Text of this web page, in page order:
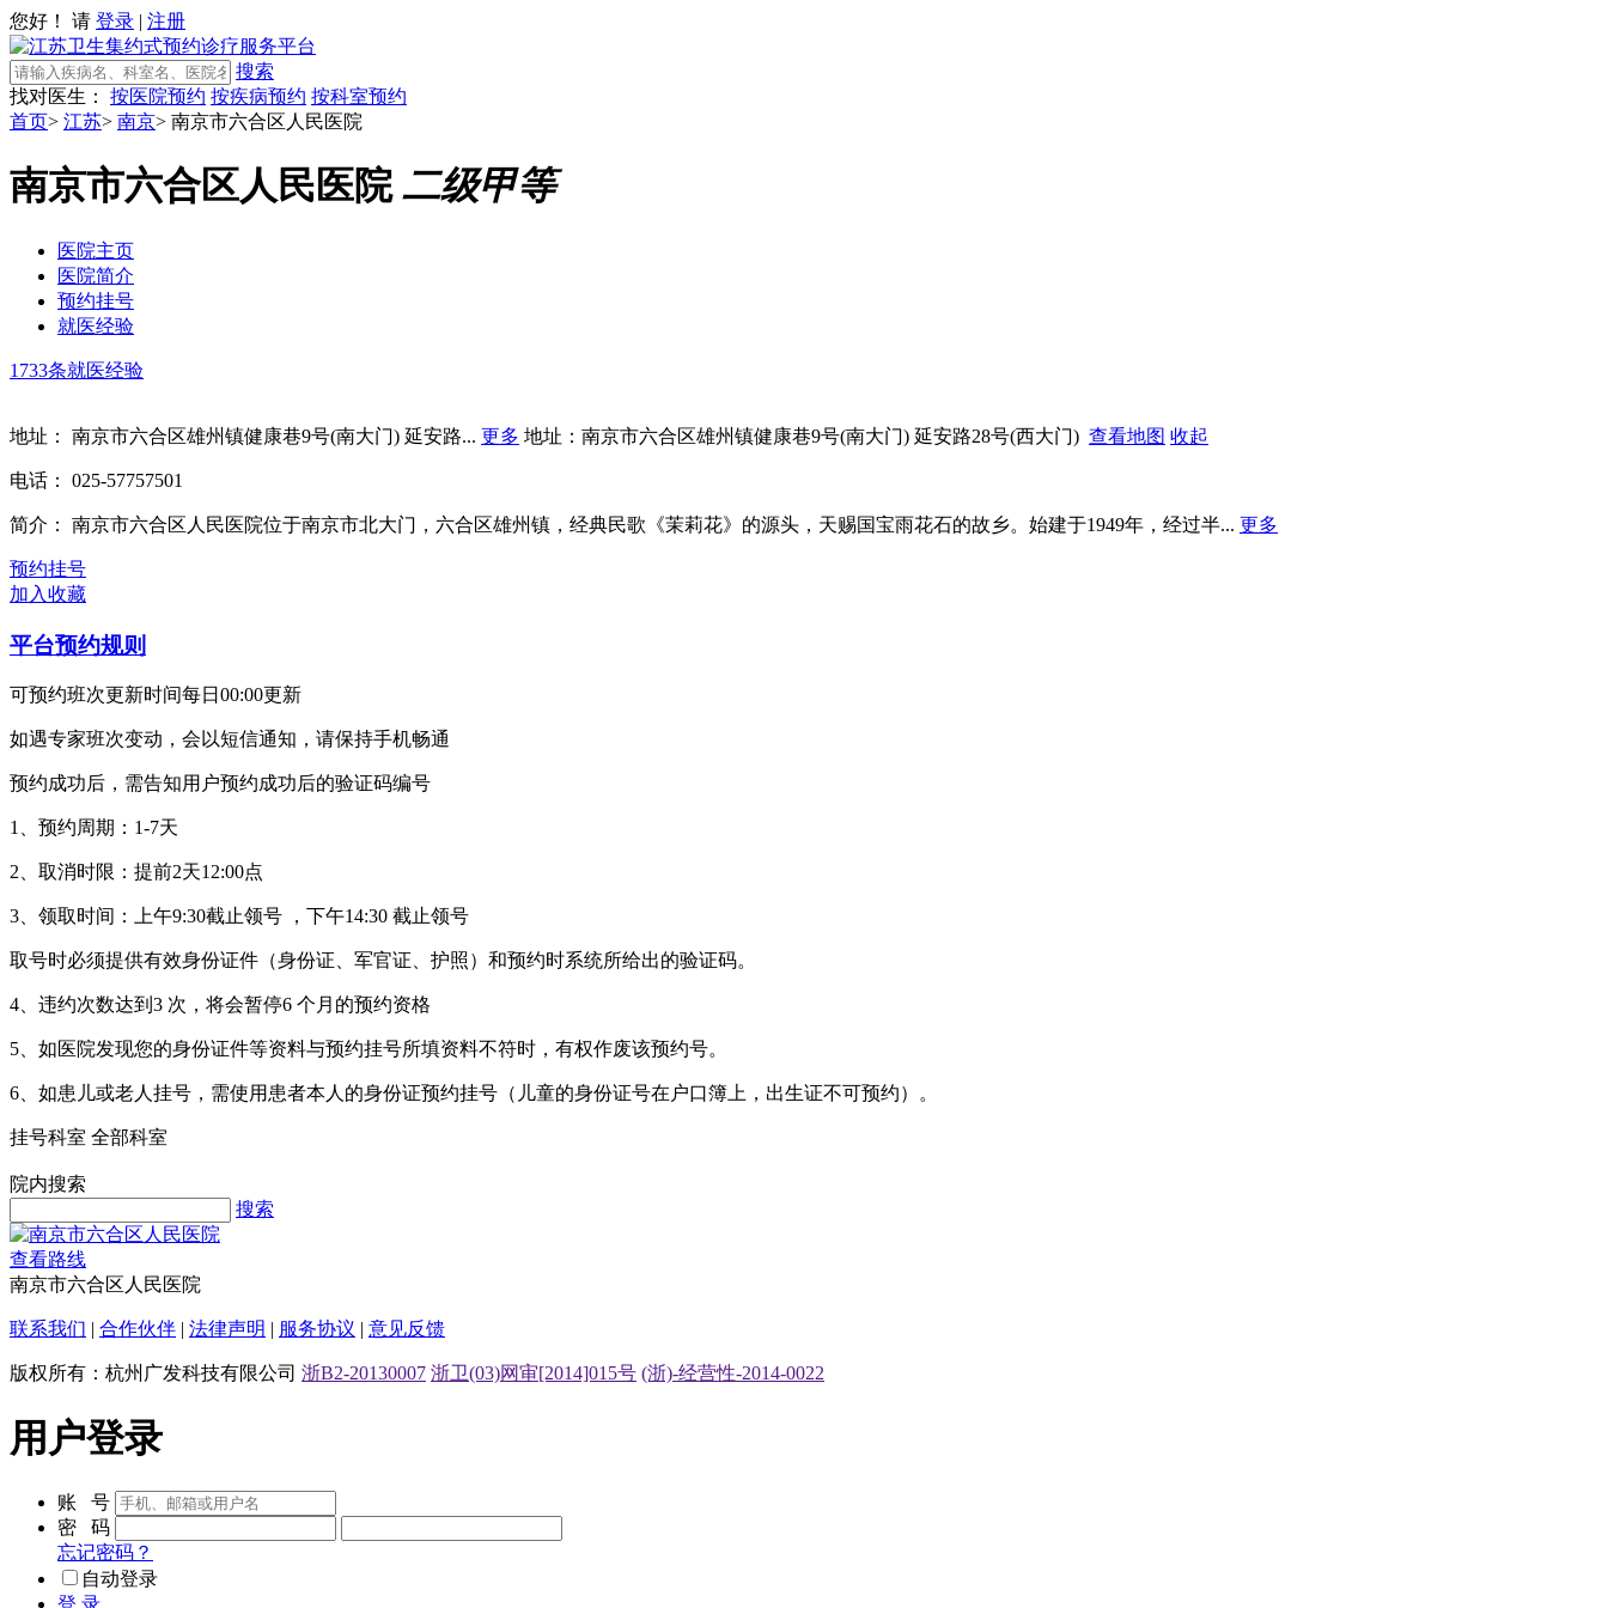
您好！ 请 登录 | 注册
搜索
找对医生：
按医院预约 按疾病预约 按科室预约
首页> 江苏> 南京> 南京市六合区人民医院
南京市六合区人民医院二级甲等
医院主页
医院简介
预约挂号
就医经验
1733条就医经验
地址： 南京市六合区雄州镇健康巷9号(南大门) 延安路... 更多 地址：南京市六合区雄州镇健康巷9号(南大门) 延安路28号(西大门) 查看地图 收起
电话： 025-57757501
简介： 南京市六合区人民医院位于南京市北大门，六合区雄州镇，经典民歌《茉莉花》的源头，天赐国宝雨花石的故乡。始建于1949年，经过半... 更多
预约挂号
加入收藏
平台预约规则
可预约班次更新时间每日00:00更新
如遇专家班次变动，会以短信通知，请保持手机畅通
预约成功后，需告知用户预约成功后的验证码编号
1、预约周期：1-7天
2、取消时限：提前2天12:00点
3、领取时间：上午9:30截止领号 ，下午14:30 截止领号
取号时必须提供有效身份证件（身份证、军官证、护照）和预约时系统所给出的验证码。
4、违约次数达到3 次，将会暂停6 个月的预约资格
5、如医院发现您的身份证件等资料与预约挂号所填资料不符时，有权作废该预约号。
6、如患儿或老人挂号，需使用患者本人的身份证预约挂号（儿童的身份证号在户口簿上，出生证不可预约）。
挂号科室 全部科室
院内搜索
搜索
查看路线
南京市六合区人民医院
联系我们 | 合作伙伴 | 法律声明 | 服务协议 | 意见反馈
版权所有：杭州广发科技有限公司 浙B2-20130007 浙卫(03)网审[2014]015号 (浙)-经营性-2014-0022
用户登录
账 号
密 码
忘记密码？
自动登录